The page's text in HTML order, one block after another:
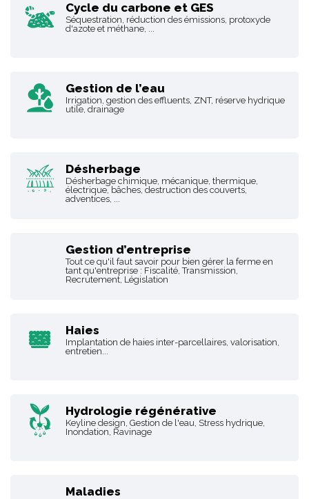
Cycle du carbone et GES
Séquestration, réduction des émissions, protoxyde
d'azote et méthane, ...
Gestion de l’eau
Irrigation, gestion des effluents, ZNT, réserve hydrique
utile, drainage
Désherbage
Désherbage chimique, mécanique, thermique,
électrique, bâches, destruction des couverts,
adventices, ...
Gestion d’entreprise
Tout ce qu'il faut savoir pour bien gérer la ferme en
tant qu'entreprise : Fiscalité, Transmission,
Recrutement, Législation
Haies
Implantation de haies inter-parcellaires, valorisation,
entretien...
Hydrologie régénérative
Keyline design, Gestion de l'eau, Stress hydrique,
Inondation, Ravinage
Maladies